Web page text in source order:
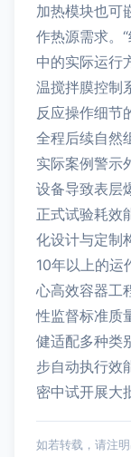
加热模块也可
作热源需求。
中的实际运行
温搅拌膜控制
反应操作细节
全程后续自然
实际案例警示
设备导致表层
正式试验耗效
化设计与定制
10年以上的运
心高效容器工
性监督标准质
健适配多种类
步自动执行效
密中试开展大
如若转载，请注明